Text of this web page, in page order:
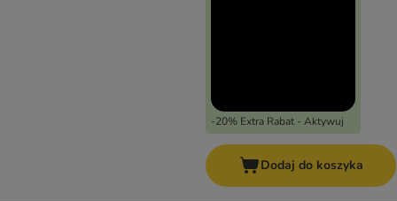
-20% Extra Rabat - Aktywuj
Dodaj do koszyka